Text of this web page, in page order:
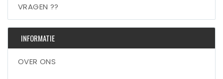
VRAGEN ??
INFORMATIE
OVER ONS